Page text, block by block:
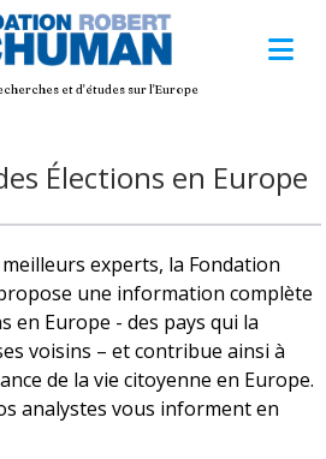
et d'études sur l'Europe
Élections en Europe
experts, la Fondation
une information complète
en Europe - des pays qui la
voisins – et contribue ainsi à
de la vie citoyenne en Europe.
analystes vous informent en